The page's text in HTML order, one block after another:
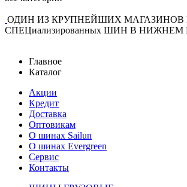
ОДИН ИЗ КРУПНЕЙШИХ МАГАЗИНОВ
СПЕЦиализированных ШИН В
Главное
Каталог
Акции
Кредит
Доставка
Оптовикам
О шинах Sailun
О шинах Evergreen
Сервис
Контакты